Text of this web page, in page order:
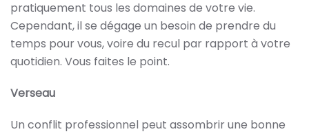
pratiquement tous les domaines de votre vie.
Cependant, il se dégage un besoin de prendre du
temps pour vous, voire du recul par rapport à votre
quotidien. Vous faites le point.
Verseau
Un conflit professionnel peut assombrir une bonne